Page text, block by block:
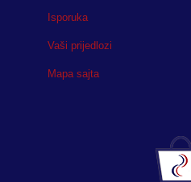
Isporuka
Vaši prijedlozi
Mapa sajta